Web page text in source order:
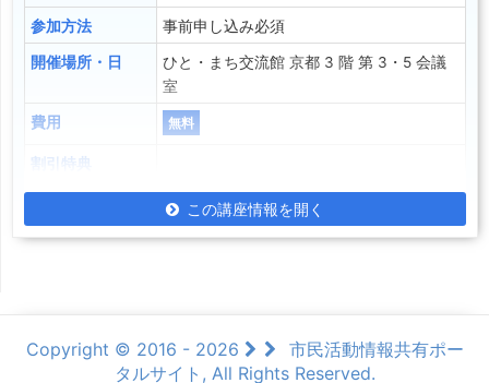
参加方法 事前申し込み必須
開催場所・日
ひと・まち交流館 京都 3 階 第 3・5 会議
室
費用 無料
割引特典
この講座情報を開く
Copyright © 2016 - 2026
市民活動情報共有ポー
タルサイト, All Rights Reserved.